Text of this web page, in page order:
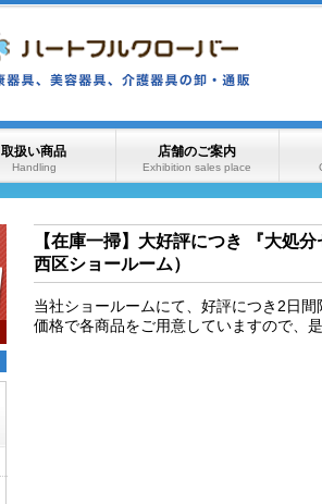
取扱い商品
Handling
店舗のご案内
Exhibition sales place
【在庫一掃】大好評につき 『大処
西区ショールーム）
当社ショールームにて、好評につき2日
価格で各商品をご用意していますので、